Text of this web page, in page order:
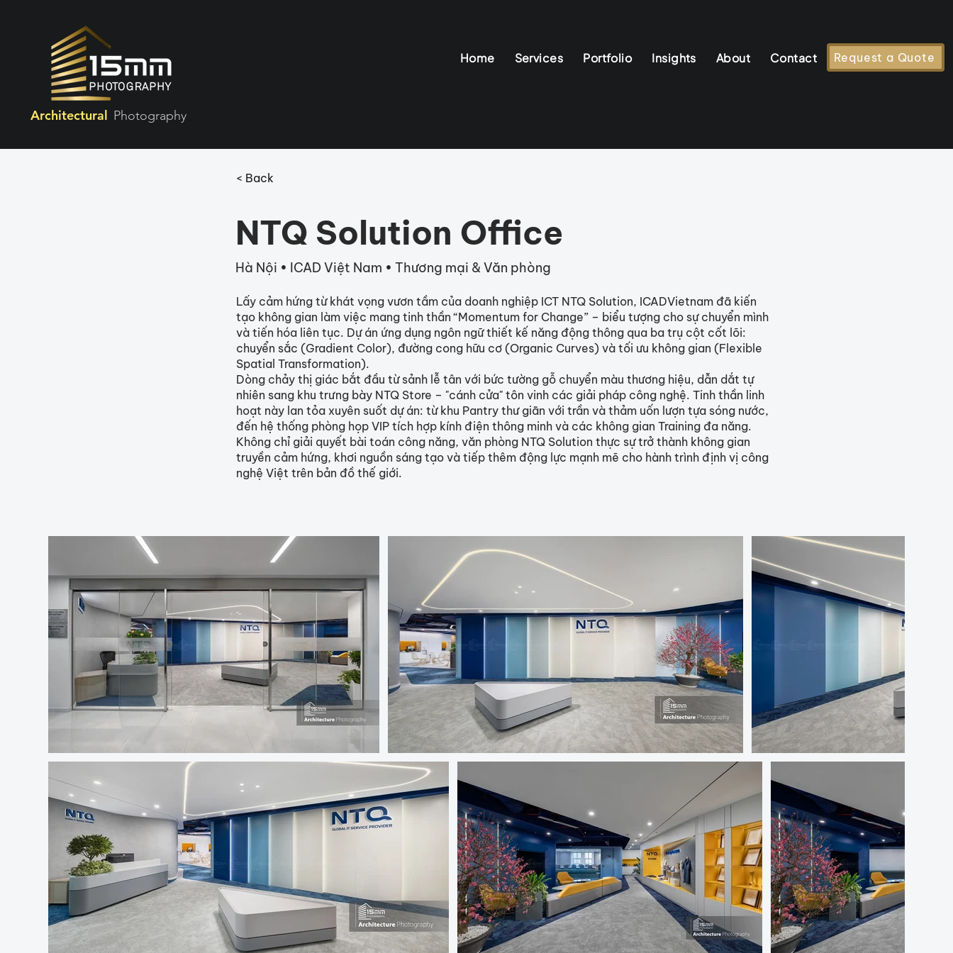
Architectural Photography
Home Services Portfolio Insights About Contact Request a Quote
< Back
NTQ Solution Office
Hà Nội • ICAD Việt Nam • Thương mại & Văn phòng
Lấy cảm hứng từ khát vọng vươn tầm của doanh nghiệp ICT NTQ Solution, ICADVietnam đã kiến
tạo không gian làm việc mang tinh thần “Momentum for Change” – biểu tượng cho sự chuyển mình
và tiến hóa liên tục. Dự án ứng dụng ngôn ngữ thiết kế năng động thông qua ba trụ cột cốt lõi:
chuyển sắc (Gradient Color), đường cong hữu cơ (Organic Curves) và tối ưu không gian (Flexible
Spatial Transformation).
Dòng chảy thị giác bắt đầu từ sảnh lễ tân với bức tường gỗ chuyển màu thương hiệu, dẫn dắt tự
nhiên sang khu trưng bày NTQ Store – "cánh cửa" tôn vinh các giải pháp công nghệ. Tinh thần linh
hoạt này lan tỏa xuyên suốt dự án: từ khu Pantry thư giãn với trần và thảm uốn lượn tựa sóng nước,
đến hệ thống phòng họp VIP tích hợp kính điện thông minh và các không gian Training đa năng.
Không chỉ giải quyết bài toán công năng, văn phòng NTQ Solution thực sự trở thành không gian
truyền cảm hứng, khơi nguồn sáng tạo và tiếp thêm động lực mạnh mẽ cho hành trình định vị công
nghệ Việt trên bản đồ thế giới.